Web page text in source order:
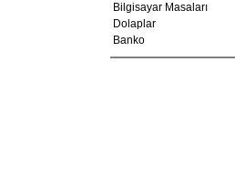
Bilgisayar Masaları
Dolaplar
Banko